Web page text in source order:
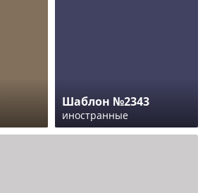
Шаблон №2343
иностранные